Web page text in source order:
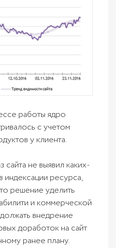
работы ядро
с учетом
у клиента.
не выявил каких-
ресурса,
решение уделить
и коммерческой
внедрение
доработок на сайт
ранее плану.